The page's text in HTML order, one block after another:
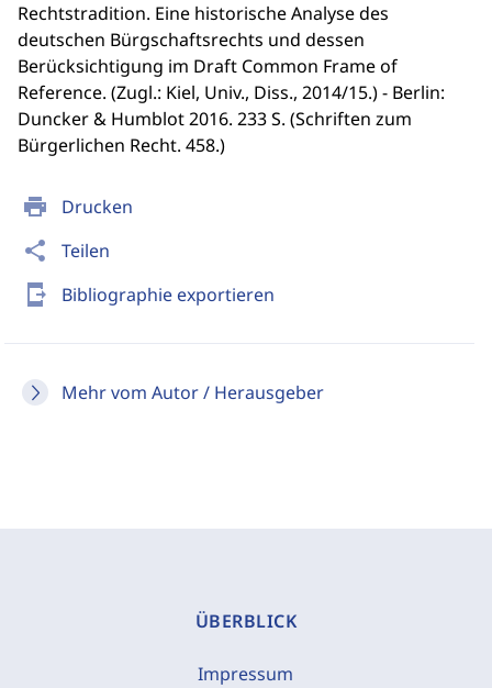
print Drucken
share Teilen
send_to_mobile Bibliographie exportieren
Mehr vom Autor / Herausgeber
Rechtstradition. Eine historische Analyse des
deutschen Bürgschaftsrechts und dessen
Berücksichtigung im Draft Common Frame of
Reference. (Zugl.: Kiel, Univ., Diss., 2014/15.) - Berlin:
Duncker & Humblot 2016. 233 S. (Schriften zum
Bürgerlichen Recht. 458.)
ÜBERBLICK
Impressum